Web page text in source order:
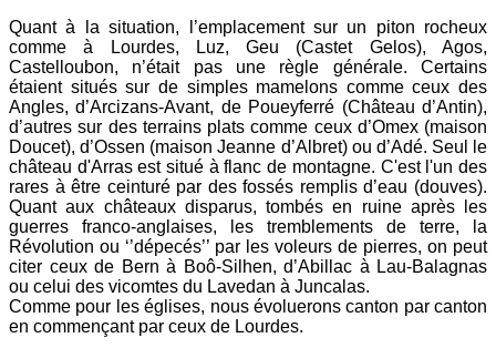
Quant à la situation, l’emplacement sur un piton rocheux
comme à Lourdes, Luz, Geu (Castet Gelos), Agos,
Castelloubon, n’était pas une règle générale. Certains
étaient situés sur de simples mamelons comme ceux des
Angles, d’Arcizans-Avant, de Poueyferré (Château d’Antin),
d’autres sur des terrains plats comme ceux d’Omex (maison
Doucet), d’Ossen (maison Jeanne d’Albret) ou d’Adé. Seul le
château d'Arras est situé à flanc de montagne. C'est l'un des
rares à être ceinturé par des fossés remplis d’eau (douves).
Quant aux châteaux disparus, tombés en ruine après les
guerres franco-anglaises, les tremblements de terre, la
Révolution ou ‘’dépecés’’ par les voleurs de pierres, on peut
citer ceux de Bern à Boô-Silhen, d’Abillac à Lau-Balagnas
ou celui des vicomtes du Lavedan à Juncalas.
Comme pour les églises, nous évoluerons canton par canton
en commençant par ceux de Lourdes.